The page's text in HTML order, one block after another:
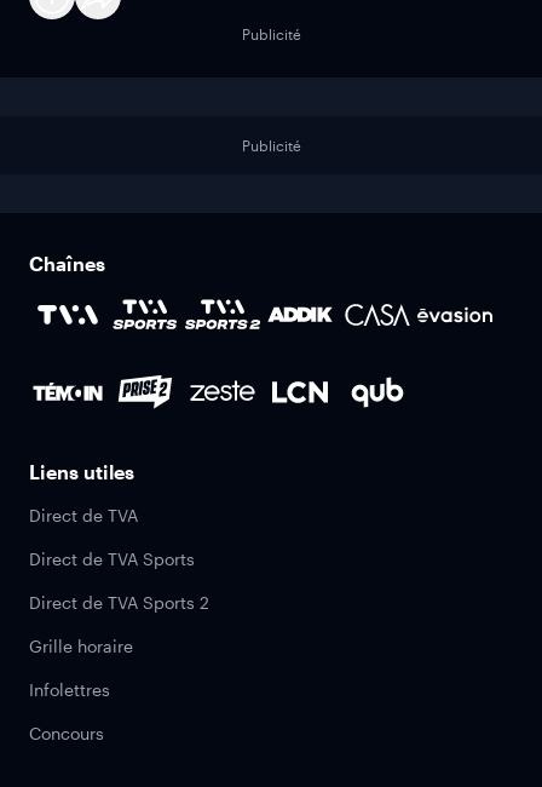
Publicité
Publicité
Chaînes
Liens utiles
Direct de TVA
Direct de TVA Sports
Direct de TVA Sports 2
Grille horaire
Infolettres
Concours